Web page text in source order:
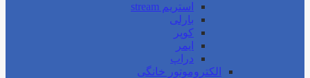
استریم stream
بارلی
کوپر
ایمر
دراپ
الکتروموتور خانگی